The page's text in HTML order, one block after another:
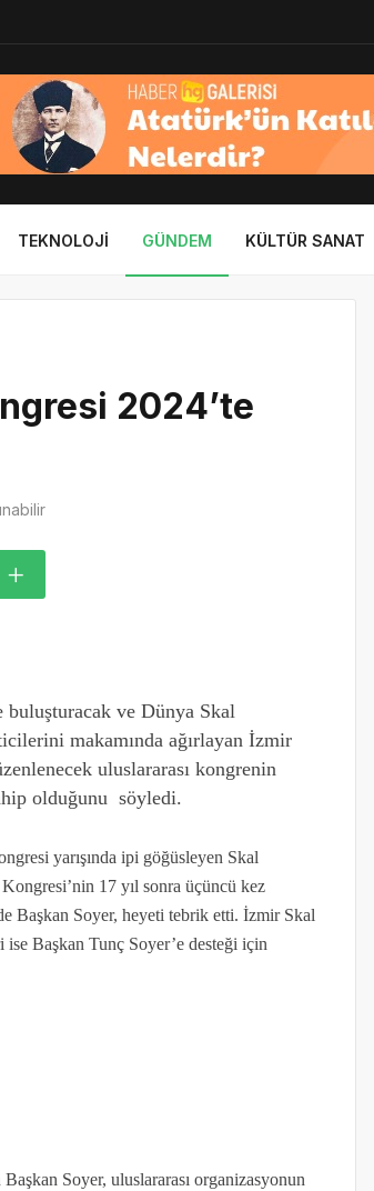
TEKNOLOJI GÜNDEM KÜLTÜR SANAT
2024’te
ve Dünya Skal
makamında ağırlayan İzmir
uluslararası kongrenin
olduğunu söyledi.
yarışında ipi göğüsleyen Skal
17 yıl sonra üçüncü kez
Başkan Soyer, heyeti tebrik etti. İzmir Skal
Başkan Tunç Soyer’e desteği için
Soyer, uluslararası organizasyonun